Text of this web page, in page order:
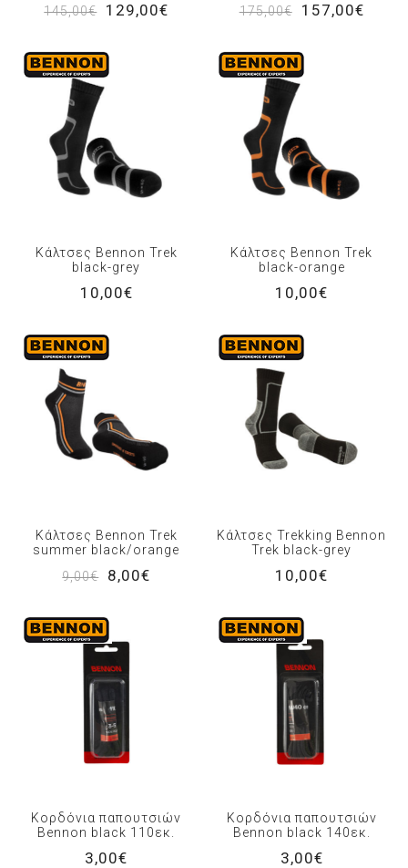
145,00€ 129,00€
175,00€
157,00€
Κάλτσες Bennon Trek
black-grey
10,00€
Κάλτσες Bennon Trek
black-orange
10,00€
Κάλτσες Bennon Trek
summer black/orange
9,00€
8,00€
Κάλτσες Trekking Bennon
Trek black-grey
10,00€
Κορδόνια παπουτσιών
Bennon black 110εκ.
3,00€
Κορδόνια παπουτσιών
Bennon black 140εκ.
3,00€